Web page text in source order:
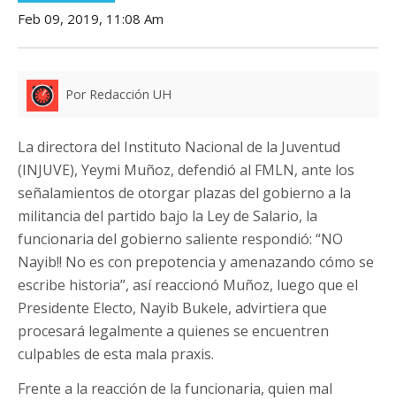
Feb 09, 2019, 11:08 Am
Por Redacción UH
La directora del Instituto Nacional de la Juventud
(INJUVE), Yeymi Muñoz, defendió al FMLN, ante los
señalamientos de otorgar plazas del gobierno a la
militancia del partido bajo la Ley de Salario, la
funcionaria del gobierno saliente respondió: “NO
Nayib!! No es con prepotencia y amenazando cómo se
escribe historia”, así reaccionó Muñoz, luego que el
Presidente Electo, Nayib Bukele, advirtiera que
procesará legalmente a quienes se encuentren
culpables de esta mala praxis.
Frente a la reacción de la funcionaria, quien mal